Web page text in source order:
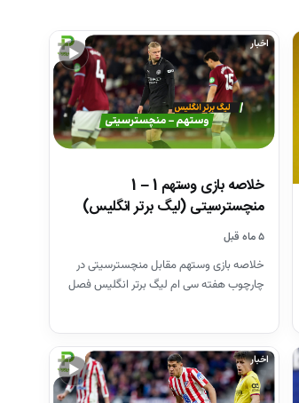
▶
اخبار
خلاصه بازی وستهم 1 – 1
منچسترسیتی (لیگ برتر انگلیس)
۵ ماه قبل
خلاصه بازی وستهم مقابل منچسترسیتی در
چارچوب هفته سی ام لیگ برتر انگلیس فصل
▶
اخبار